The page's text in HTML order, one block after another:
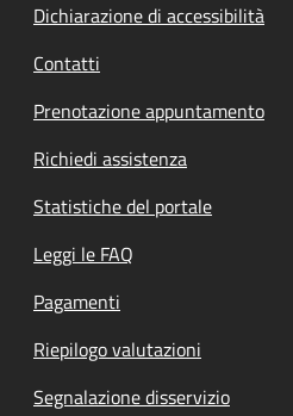
Dichiarazione di accessibilità
Contatti
Prenotazione appuntamento
Richiedi assistenza
Statistiche del portale
Leggi le FAQ
Pagamenti
Riepilogo valutazioni
Segnalazione disservizio